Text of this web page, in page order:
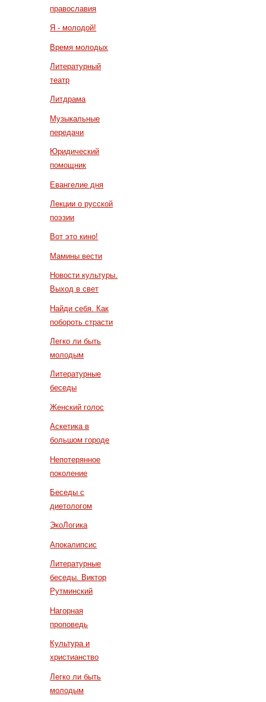
православия
Я - молодой!
Время молодых
Литературный
театр
Литдрама
Музыкальные
передачи
Юридический
помощник
Евангелие дня
Лекции о русской
поэзии
Вот это кино!
Мамины вести
Новости культуры.
Выход в свет
Найди себя. Как
побороть страсти
Легко ли быть
молодым
Литературные
беседы
Женский голос
Аскетика в
большом городе
Непотерянное
поколение
Беседы с
диетологом
ЭкоЛогика
Апокалипсис
Литературные
беседы. Виктор
Рутминский
Нагорная
проповедь
Культура и
христианство
Легко ли быть
молодым